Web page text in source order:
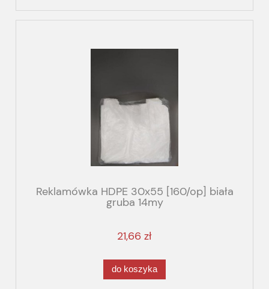
Reklamówka HDPE 30x55 [160/op] biała
gruba 14my
21,66 zł
do koszyka